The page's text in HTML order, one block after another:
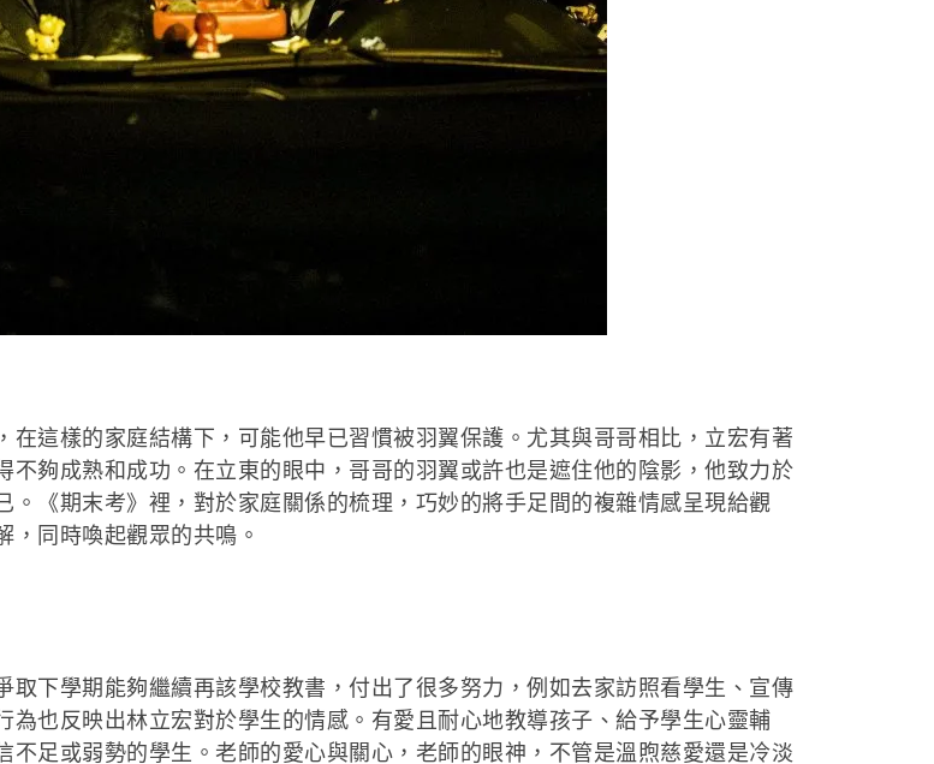
這樣的家庭結構下，可能他早已習慣被羽翼保護。尤其與哥哥相比，立宏有著
夠成熟和成功。在立東的眼中，哥哥的羽翼或許也是遮住他的陰影，他致力於
《期末考》裡，對於家庭關係的梳理，巧妙的將手足間的複雜情感呈現給觀
，同時喚起觀眾的共鳴。
下學期能夠繼續再該學校教書，付出了很多努力，例如去家訪照看學生、宣傳
也反映出林立宏對於學生的情感。有愛且耐心地教導孩子、給予學生心靈輔
足或弱勢的學生。老師的愛心與關心，老師的眼神，不管是溫煦慈愛還是冷淡